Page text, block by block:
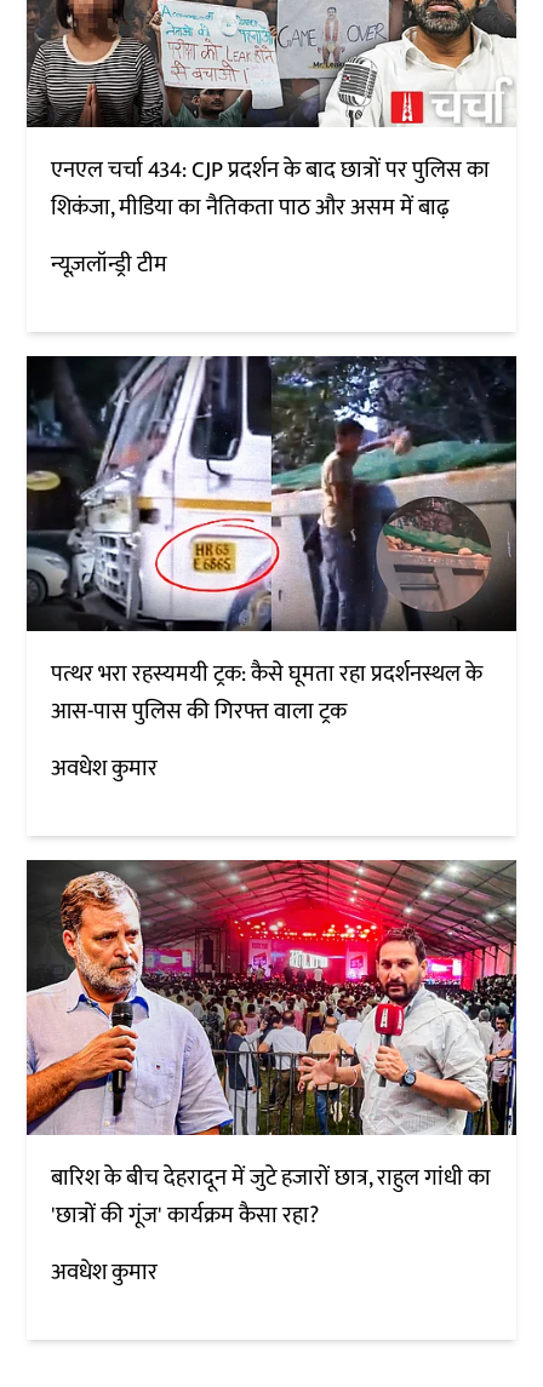
एनएल चर्चा 434: CJP प्रदर्शन के बाद छात्रों पर पुलिस का
शिकंजा, मीडिया का नैतिकता पाठ और असम में बाढ़
न्यूज़लॉन्ड्री टीम
पत्थर भरा रहस्यमयी ट्रक: कैसे घूमता रहा प्रदर्शनस्थल के
आस-पास पुलिस की गिरफ्त वाला ट्रक
अवधेश कुमार
बारिश के बीच देहरादून में जुटे हजारों छात्र, राहुल गांधी का
'छात्रों की गूंज' कार्यक्रम कैसा रहा?
अवधेश कुमार